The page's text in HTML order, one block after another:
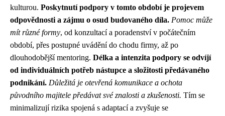
kulturou. Poskytnutí podpory v tomto období je projevem
odpovědnosti a zájmu o osud budovaného díla. Pomoc může
mít různé formy, od konzultací a poradenství v počátečním
období, přes postupné uvádění do chodu firmy, až po
dlouhodobější mentoring. Délka a intenzita podpory se odvíjí
od individuálních potřeb nástupce a složitosti předávaného
podnikání. Důležitá je otevřená komunikace a ochota
původního majitele předávat své znalosti a zkušenosti. Tím se
minimalizují rizika spojená s adaptací a zvyšuje se